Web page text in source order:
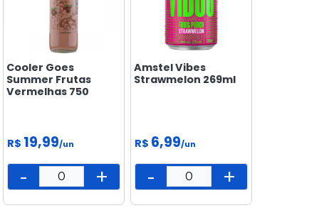
Cooler Goes
Summer Frutas
Vermelhas 750
R$ 19,99/un
- +
Amstel Vibes
Strawmelon 269ml
R$ 6,99/un
- +